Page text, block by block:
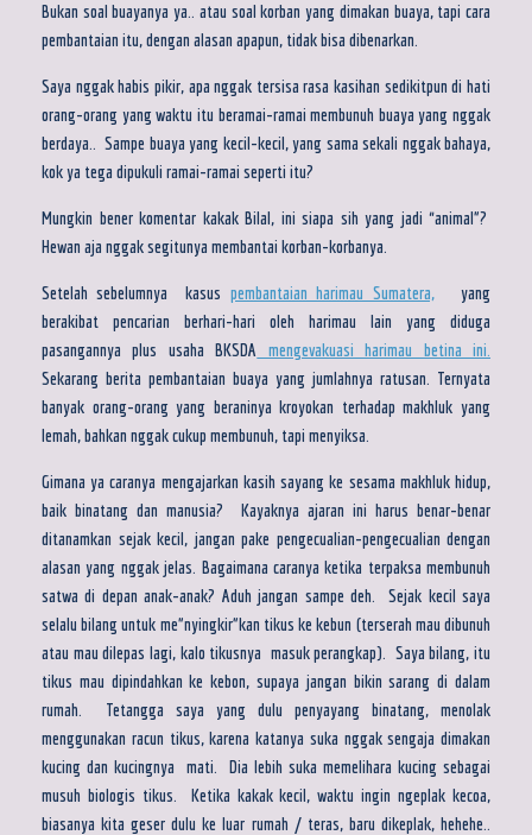
Bukan soal buayanya ya.. atau soal korban yang dimakan buaya, tapi cara
pembantaian itu, dengan alasan apapun, tidak bisa dibenarkan.
Saya nggak habis pikir, apa nggak tersisa rasa kasihan sedikitpun di hati
orang-orang yang waktu itu beramai-ramai membunuh buaya yang nggak
berdaya.. Sampe buaya yang kecil-kecil, yang sama sekali nggak bahaya,
kok ya tega dipukuli ramai-ramai seperti itu?
Mungkin bener komentar kakak Bilal, ini siapa sih yang jadi “animal”?
Hewan aja nggak segitunya membantai korban-korbanya.
Setelah sebelumnya kasus pembantaian harimau Sumatera,yang
berakibat pencarian berhari-hari oleh harimau lain yang diduga
pasangannya plus usaha BKSDA mengevakuasi harimau betina ini.
Sekarang berita pembantaian buaya yang jumlahnya ratusan. Ternyata
banyak orang-orang yang beraninya kroyokan terhadap makhluk yang
lemah, bahkan nggak cukup membunuh, tapi menyiksa.
Gimana ya caranya mengajarkan kasih sayang ke sesama makhluk hidup,
baik binatang dan manusia? Kayaknya ajaran ini harus benar-benar
ditanamkan sejak kecil, jangan pake pengecualian-pengecualian dengan
alasan yang nggak jelas. Bagaimana caranya ketika terpaksa membunuh
satwa di depan anak-anak? Aduh jangan sampe deh. Sejak kecil saya
selalu bilang untuk me”nyingkir”kan tikus ke kebun (terserah mau dibunuh
atau mau dilepas lagi, kalo tikusnya masuk perangkap). Saya bilang, itu
tikus mau dipindahkan ke kebon, supaya jangan bikin sarang di dalam
rumah. Tetangga saya yang dulu penyayang binatang, menolak
menggunakan racun tikus, karena katanya suka nggak sengaja dimakan
kucing dan kucingnya mati. Dia lebih suka memelihara kucing sebagai
musuh biologis tikus. Ketika kakak kecil, waktu ingin ngeplak kecoa,
biasanya kita geser dulu ke luar rumah / teras, baru dikeplak, hehehe..